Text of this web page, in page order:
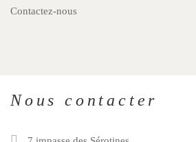
Contactez-nous
Nous contacter